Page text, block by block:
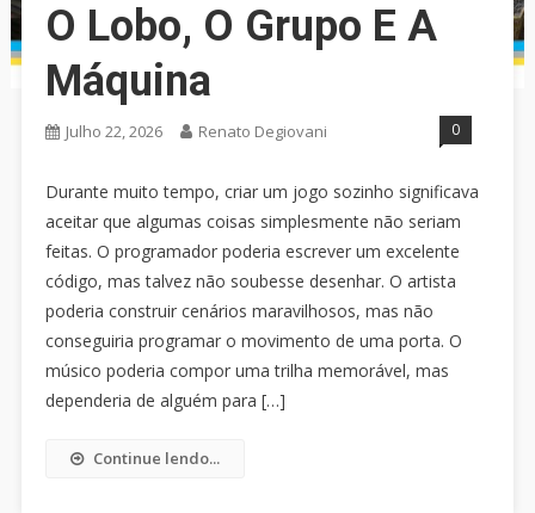
O Lobo, O Grupo E A
Máquina
Julho 22, 2026 Renato Degiovani 0
Durante muito tempo, criar um jogo sozinho significava
aceitar que algumas coisas simplesmente não seriam
feitas. O programador poderia escrever um excelente
código, mas talvez não soubesse desenhar. O artista
poderia construir cenários maravilhosos, mas não
conseguiria programar o movimento de uma porta. O
músico poderia compor uma trilha memorável, mas
dependeria de alguém para […]
Continue lendo...